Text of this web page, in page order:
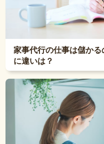
家事代行の仕事は儲か
に違いは？